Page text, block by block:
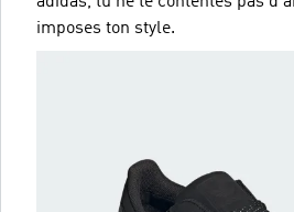
imposes ton style.